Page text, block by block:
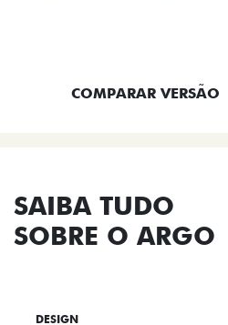
COMPARAR VERSÃO
SAIBA TUDO
SOBRE O ARGO
DESIGN